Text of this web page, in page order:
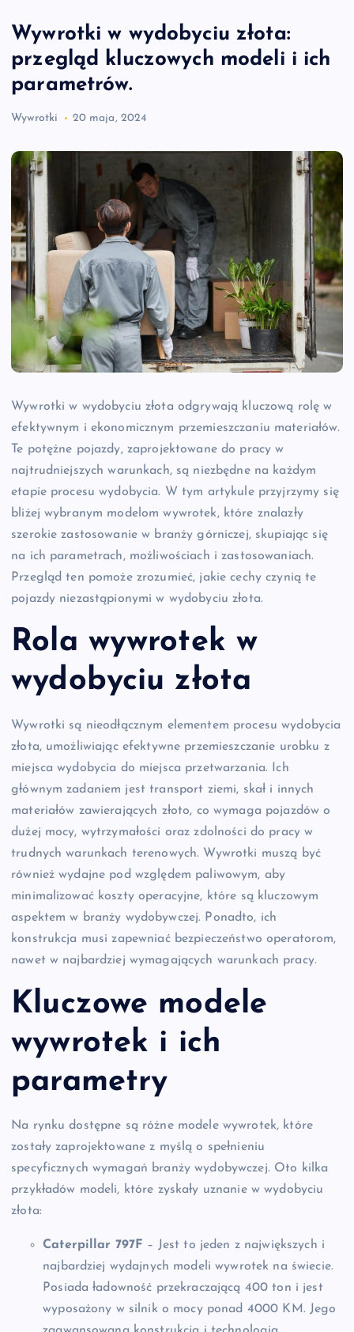
Wywrotki w wydobyciu złota:
przegląd kluczowych modeli i ich
parametrów.
Wywrotki 20 maja, 2024
Wywrotki w wydobyciu złota odgrywają kluczową rolę w
efektywnym i ekonomicznym przemieszczaniu materiałów.
Te potężne pojazdy, zaprojektowane do pracy w
najtrudniejszych warunkach, są niezbędne na każdym
etapie procesu wydobycia. W tym artykule przyjrzymy się
bliżej wybranym modelom wywrotek, które znalazły
szerokie zastosowanie w branży górniczej, skupiając się
na ich parametrach, możliwościach i zastosowaniach.
Przegląd ten pomoże zrozumieć, jakie cechy czynią te
pojazdy niezastąpionymi w wydobyciu złota.
Rola wywrotek w
wydobyciu złota
Wywrotki są nieodłącznym elementem procesu wydobycia
złota, umożliwiając efektywne przemieszczanie urobku z
miejsca wydobycia do miejsca przetwarzania. Ich
głównym zadaniem jest transport ziemi, skał i innych
materiałów zawierających złoto, co wymaga pojazdów o
dużej mocy, wytrzymałości oraz zdolności do pracy w
trudnych warunkach terenowych. Wywrotki muszą być
również wydajne pod względem paliwowym, aby
minimalizować koszty operacyjne, które są kluczowym
aspektem w branży wydobywczej. Ponadto, ich
konstrukcja musi zapewniać bezpieczeństwo operatorom,
nawet w najbardziej wymagających warunkach pracy.
Kluczowe modele
wywrotek i ich
parametry
Na rynku dostępne są różne modele wywrotek, które
zostały zaprojektowane z myślą o spełnieniu
specyficznych wymagań branży wydobywczej. Oto kilka
przykładów modeli, które zyskały uznanie w wydobyciu
złota:
Caterpillar 797F – Jest to jeden z największych i
najbardziej wydajnych modeli wywrotek na świecie.
Posiada ładowność przekraczającą 400 ton i jest
wyposażony w silnik o mocy ponad 4000 KM. Jego